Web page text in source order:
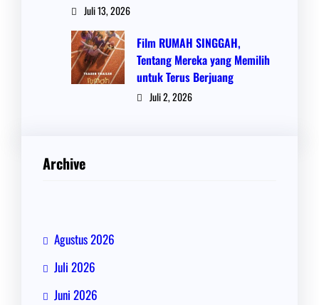
Juli 13, 2026
Film RUMAH SINGGAH,
Tentang Mereka yang Memilih
untuk Terus Berjuang
Juli 2, 2026
Archive
Agustus 2026
Juli 2026
Juni 2026